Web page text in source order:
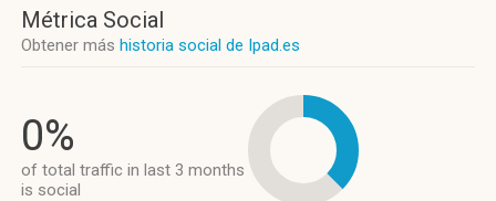
Métrica Social
Obtener más historia social de Ipad.es
0%
of total traffic in last 3 months
is social